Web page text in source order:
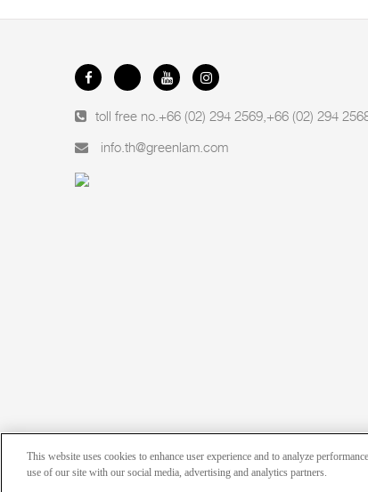
toll free no. +66 (02) 294 2569 +66 (02) 294
info.th@greenlam.com
This website uses cookies to enhance user experience and to analyze
use of our site with our social media, advertising and analytics partners.